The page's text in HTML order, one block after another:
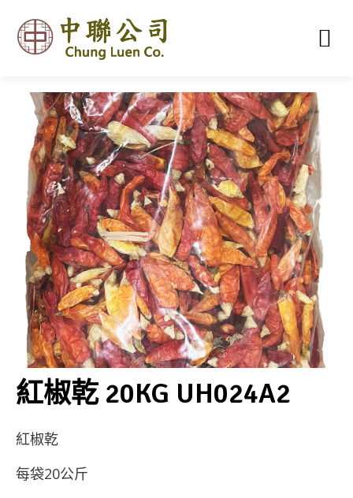
紅椒乾 20KG UH024A2
紅椒乾
每袋20公斤